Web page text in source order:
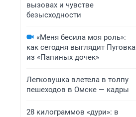
вызовах и чувстве
безысходности
«Меня бесила моя роль»:
как сегодня выглядит Пуговка
из «Папиных дочек»
Легковушка влетела в толпу
пешеходов в Омске — кадры
28 килограммов «дури»: в